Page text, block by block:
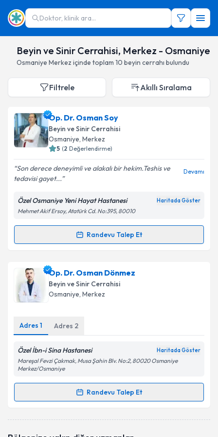
Doktor, klinik ara...
Beyin ve Sinir Cerrahisi, Merkez - Osmaniye
Osmaniye Merkez içinde toplam 10 beyin cerrahı bulundu
Filtrele Akıllı Sıralama
Op. Dr. Osman Soy
Beyin ve Sinir Cerrahisi
Osmaniye, Merkez
5 (2 Değerlendirme)
Son derece deneyimli ve alakalı bir hekim.Teshis ve
tedavisi gayet...
Devamı
Özel Osmaniye Yeni Hayat Hastanesi Haritada Göster
Mehmet Akif Ersoy, Atatürk Cd. No:395, 80010
Randevu Talep Et
Randevu Takvimi Talebi
Op. Dr. Osman Soyiçin randevu takvimi talebi
oluşturun. Size bu uzmandan randevu almanız için bir
takvim hazırlandığında e-posta ile bilgilendireceğiz.
Kişisel verilerimin işlenmesine ilişkinAydınlatma
Metni'ni okudum ve kişisel verilerimin belirtilen
Op. Dr. Osman Dönmez
Beyin ve Sinir Cerrahisi
Osmaniye, Merkez
Adres 1 Adres 2
Özel İbn-i Sina Hastanesi Haritada Göster
Mareşal Fevzi Çakmak, Musa Şahin Blv. No:2, 80020 Osmaniye
Merkez/Osmaniye
Randevu Talep Et
Randevu Takvimi Talebi